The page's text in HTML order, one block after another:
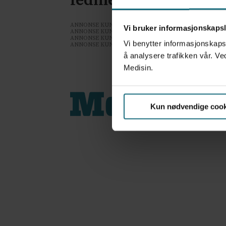
Vi bruker
Vi benytter
å analysere trafikken vår.
Medisin.
Kun nødvendige
ANNONSE KUN FOR HELSEPERSONELL
ANNONSE KUN FOR HELSEPERSONELL
ANNONSE KUN FOR HELSEPERSONELL
ANNONSE KUN FOR HELSEPERSONELL